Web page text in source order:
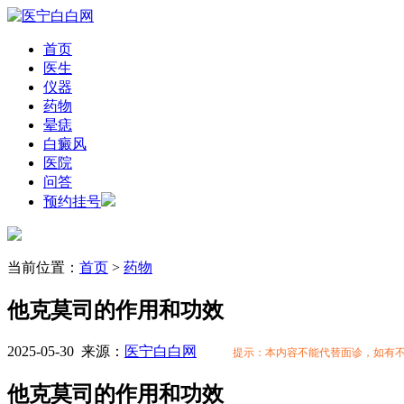
首页
医生
仪器
药物
晕痣
白癜风
医院
问答
预约挂号
当前位置： 首页 > 药物
他克莫司的作用和功效
2025-05-30 来源： 医宁白白网 提示：本内容不能代替面诊，如有
他克莫司的作用和功效